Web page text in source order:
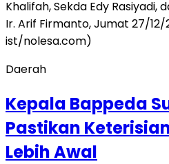
Daerah
Kepala Bappeda
Pastikan
Lebih Awal